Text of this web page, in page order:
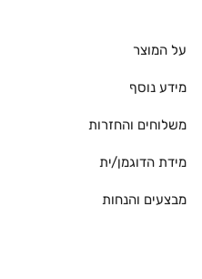
על המוצר
מידע נוסף
משלוחים והחזרות
מידת הדוגמן/ית
מבצעים והנחות